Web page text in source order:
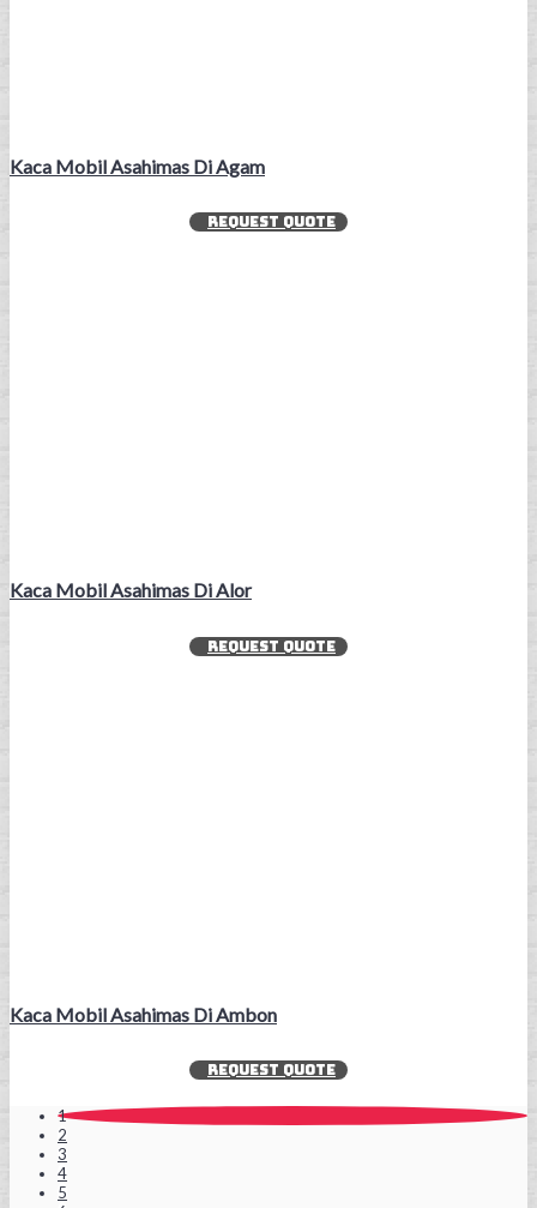
Kaca Mobil Asahimas Di Agam
REQUEST QUOTE
Kaca Mobil Asahimas Di Alor
REQUEST QUOTE
Kaca Mobil Asahimas Di Ambon
REQUEST QUOTE
1
2
3
4
5